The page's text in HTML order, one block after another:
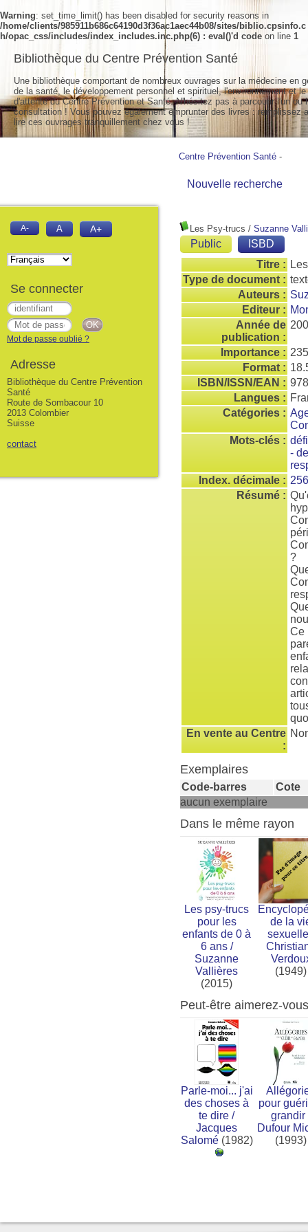
Warning: set_time_limit() has been disabled for security reasons in
/home/clients/985911b686c64190d3f36ac1aec44b08/sites/biblio.cpsinfo.c
h/opac_css/includes/index_includes.inc.php(6) : eval()'d code on line 1
Centre Prévention Santé -
Nouvelle recherche
Les Psy-trucs / Suzanne
Public
ISBD
Titre :
Type de document :
Auteurs :
Editeur :
Année de
publication :
Importance :
Format :
ISBN/ISSN/EAN :
Langues :
Catégories :
Mots-clés :
-
Index. décimale : 256
Résumé :
?
Ce
En vente au Centre
:
Exemplaires
Code-barres
Cote
aucun exemplaire
Dans le même rayon
Les psy-trucs
pour les
enfants de 0 à
6 ans/
Suzanne
Vallières
(2015)
de la
sexuelle
(1949)
Peut-être aimerez-vous
Parle-moi... j'ai
des choses à
te dire /
Jacques
Salomé(1982)
pour
grandir
Dufour
(1993)
Bibliothèque du Centre Prévention Santé
Une bibliothèque comportant de nombreux ouvrages sur la médecine en
de la santé, le développement personnel et spirituel, l'environnement et
d'attente du Centre Prévention et Santé. N'hésitez pas à parcourir l'un
consultation ! Vous pouvez également emprunter des livres : remplissez
lire ces ouvrages tranquillement chez vous !
A- A A+
Se connecter
Mot de passe oublié ?
Adresse
Bibliothèque du Centre Prévention
Santé
Route de Sombacour 10
2013 Colombier
Suisse
contact